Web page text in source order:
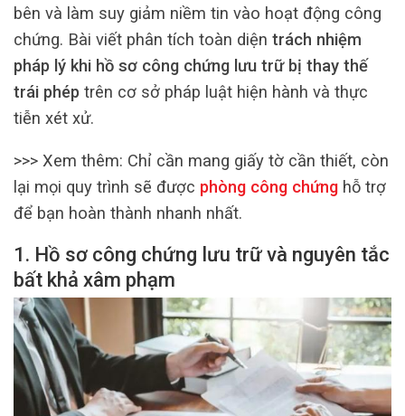
bên và làm suy giảm niềm tin vào hoạt động công
chứng. Bài viết phân tích toàn diện trách nhiệm
pháp lý khi hồ sơ công chứng lưu trữ bị thay thế
trái phép trên cơ sở pháp luật hiện hành và thực
tiễn xét xử.
>>> Xem thêm: Chỉ cần mang giấy tờ cần thiết, còn
lại mọi quy trình sẽ được phòng công chứng hỗ trợ
để bạn hoàn thành nhanh nhất.
1. Hồ sơ công chứng lưu trữ và nguyên tắc
bất khả xâm phạm